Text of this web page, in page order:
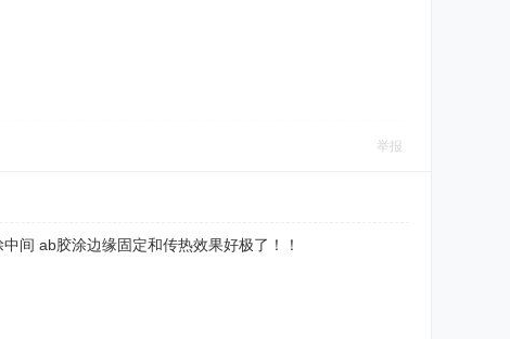
举报
间 ab胶涂边缘固定和传热效果好极了！！